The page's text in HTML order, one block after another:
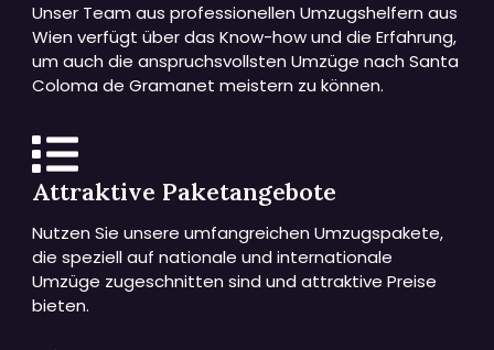
Unser Team aus professionellen Umzugshelfern aus
Wien verfügt über das Know-how und die Erfahrung,
um auch die anspruchsvollsten Umzüge nach Santa
Coloma de Gramanet meistern zu können.
Attraktive Paketangebote
Nutzen Sie unsere umfangreichen Umzugspakete,
die speziell auf nationale und internationale
Umzüge zugeschnitten sind und attraktive Preise
bieten.